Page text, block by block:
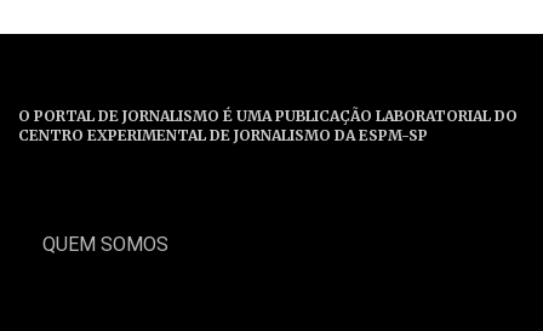
O PORTAL DE JORNALISMO É UMA PUBLICAÇÃO LABORATORIAL DO
CENTRO EXPERIMENTAL DE JORNALISMO DA ESPM-SP
QUEM SOMOS